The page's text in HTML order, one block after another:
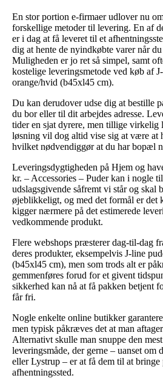
En stor portion e-firmaer udlover nu
forskellige metoder til levering. En af
er i dag at få leveret til et
dig at hente de nyindkøbte varer når
Muligheden er jo ret så simpel, samt
kostelige leveringsmetode ved køb af
orange/hvid (b45xl45 cm).
Du kan derudover udse dig at bestille
du bor eller til dit arbejdes adresse.
tider en sjat dyrere, men tillige virkelig
løsning vil dog altid vise sig at være at
hvilket nødvendiggør at du har bopæl
Leveringsdygtigheden på Hjem og
kr. – Accessories – Puder kan i nogle
udslagsgivende såfremt vi står og skal
øjeblikkeligt, og med det formål er det
kigger nærmere på det estimerede
vedkommende produkt.
Flere webshops præsterer dag-til-dag
deres produkter, eksempelvis J-line
(b45xl45 cm), men som trods alt er
gemmenføres forud for et givent
sikkerhed kan nå at få pakken betjent
får fri.
Nogle enkelte online butikker
men typisk påkræves det at man
Alternativt skulle man snuppe den
leveringsmåde, der gerne – uanset
eller Lystrup – er at få dem til at
afhentningssted.